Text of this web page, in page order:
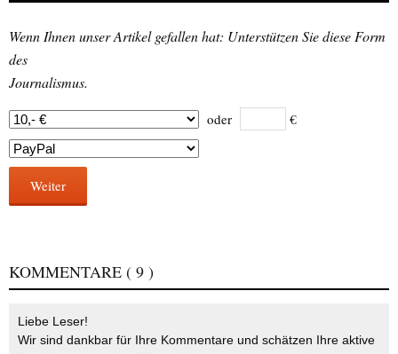
Wenn Ihnen unser Artikel gefallen hat: Unterstützen Sie diese Form
des
Journalismus.
oder €
Weiter
KOMMENTARE ( 9 )
Liebe Leser!
Wir sind dankbar für Ihre Kommentare und schätzen Ihre aktive